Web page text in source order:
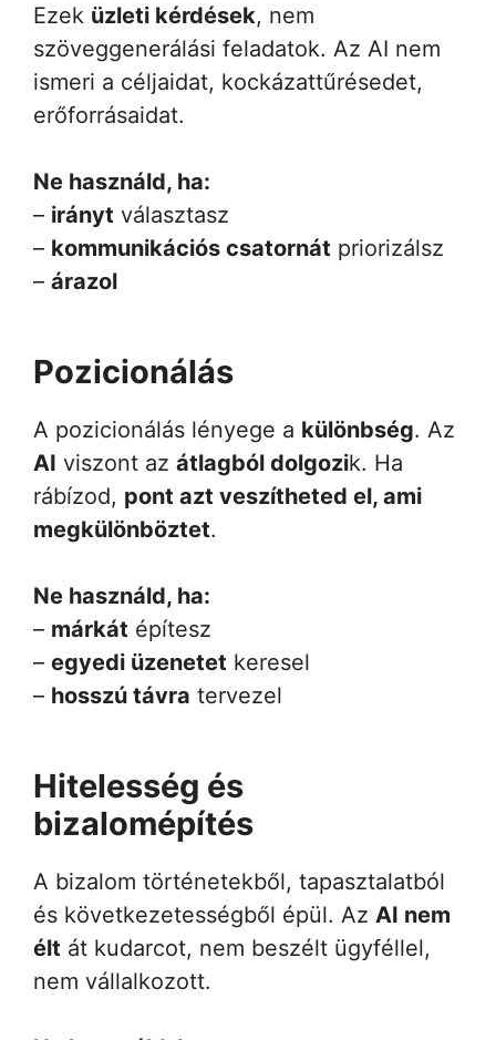
Ezek üzleti kérdések, nem
szöveggenerálási feladatok. Az AI nem
ismeri a céljaidat, kockázattűrésedet,
erőforrásaidat.
Ne használd, ha:
– irányt választasz
– kommunikációs csatornát priorizálsz
– árazol
Pozicionálás
A pozicionálás lényege a különbség. Az
AI viszont az átlagból dolgozik. Ha
rábízod, pont azt veszítheted el, ami
megkülönböztet.
Ne használd, ha:
– márkát építesz
– egyedi üzenetet keresel
– hosszú távra tervezel
Hitelesség és
bizalomépítés
A bizalom történetekből, tapasztalatból
és következetességből épül. Az AI nem
élt át kudarcot, nem beszélt ügyféllel,
nem vállalkozott.